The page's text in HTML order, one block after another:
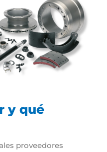
y qué
proveedores